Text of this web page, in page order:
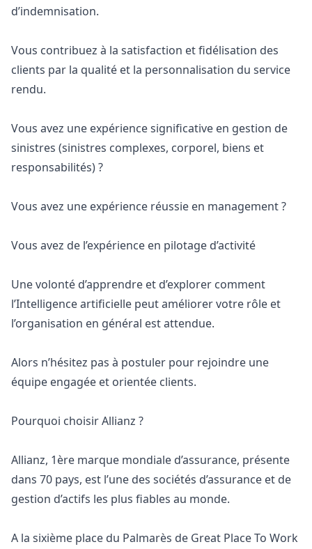
d’indemnisation.
Vous contribuez à la satisfaction et fidélisation des
clients par la qualité et la personnalisation du service
rendu.
Vous avez une expérience significative en gestion de
sinistres (sinistres complexes, corporel, biens et
responsabilités) ?
Vous avez une expérience réussie en management ?
Vous avez de l’expérience en pilotage d’activité
Une volonté d’apprendre et d’explorer comment
l’Intelligence artificielle peut améliorer votre rôle et
l’organisation en général est attendue.
Alors n’hésitez pas à postuler pour rejoindre une
équipe engagée et orientée clients.
Pourquoi choisir Allianz ?
Allianz, 1ère marque mondiale d’assurance, présente
dans 70 pays, est l’une des sociétés d’assurance et de
gestion d’actifs les plus fiables au monde.
A la sixième place du Palmarès de Great Place To Work